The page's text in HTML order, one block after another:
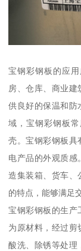
宝钢彩钢板的应
房、仓库、商业建
供良好的保温和防
域，宝钢彩钢板
壳。宝钢彩钢板具
电产品的外观质感
造集装箱、货车、
的特点，能够满足
宝钢彩钢板的生产
为原材料，经过剪
酸洗、除锈等处理